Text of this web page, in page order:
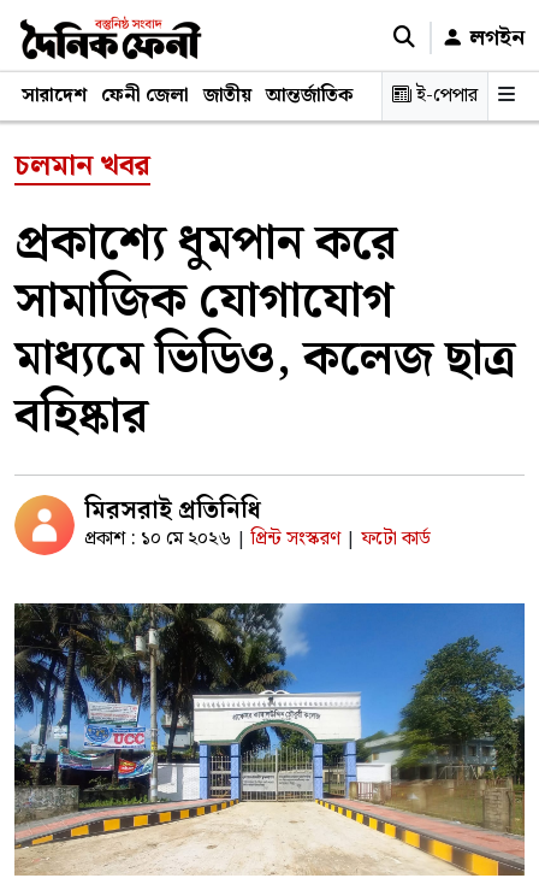
লগইন
সারাদেশ ফেনী জেলা জাতীয় আন্তর্জাতিক রাজনীতি স্বাস্থ্য শিক্ষা
ই-পেপার
চলমান খবর
প্রকাশ্যে ধুমপান করে
সামাজিক যোগাযোগ
মাধ্যমে ভিডিও, কলেজ ছাত্র
বহিষ্কার
মিরসরাই প্রতিনিধি
প্রকাশ : ১০ মে ২০২৬ | প্রিন্ট সংস্করণ | ফটো কার্ড